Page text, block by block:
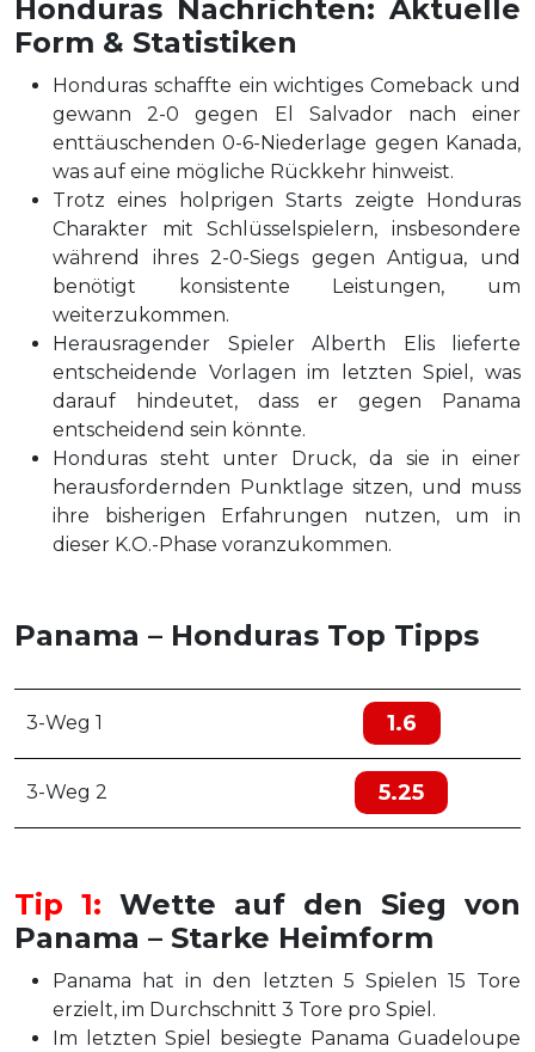
Honduras Nachrichten: Aktuelle
Form & Statistiken
Honduras schaffte ein wichtiges Comeback und
gewann 2-0 gegen El Salvador nach einer
enttäuschenden 0-6-Niederlage gegen Kanada,
was auf eine mögliche Rückkehr hinweist.
Trotz eines holprigen Starts zeigte Honduras
Charakter mit Schlüsselspielern, insbesondere
während ihres 2-0-Siegs gegen Antigua, und
benötigt konsistente Leistungen, um
weiterzukommen.
Herausragender Spieler Alberth Elis lieferte
entscheidende Vorlagen im letzten Spiel, was
darauf hindeutet, dass er gegen Panama
entscheidend sein könnte.
Honduras steht unter Druck, da sie in einer
herausfordernden Punktlage sitzen, und muss
ihre bisherigen Erfahrungen nutzen, um in
dieser K.O.-Phase voranzukommen.
Panama – Honduras Top Tipps
3-Weg 1 1.6
3-Weg 2 5.25
Tip 1: Wette auf den Sieg von
Panama – Starke Heimform
Panama hat in den letzten 5 Spielen 15 Tore
erzielt, im Durchschnitt 3 Tore pro Spiel.
Im letzten Spiel besiegte Panama Guadeloupe